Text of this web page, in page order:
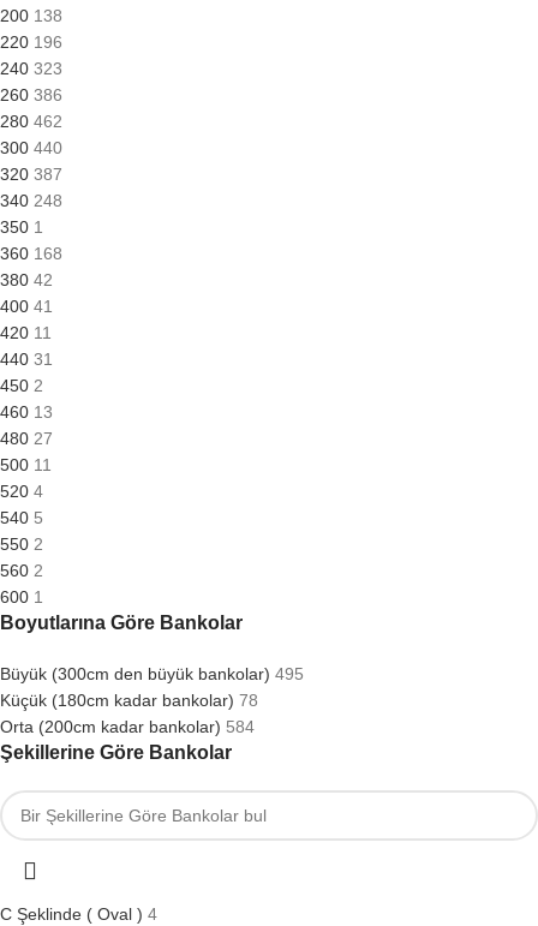
200 138
220 196
240 323
260 386
280 462
300 440
320 387
340 248
350 1
360 168
380 42
400 41
420 11
440 31
450 2
460 13
480 27
500 11
520 4
540 5
550 2
560 2
600 1
Boyutlarına Göre Bankolar
Büyük (300cm den büyük bankolar) 495
Küçük (180cm kadar bankolar) 78
Orta (200cm kadar bankolar) 584
Şekillerine Göre Bankolar
C Şeklinde ( Oval ) 4